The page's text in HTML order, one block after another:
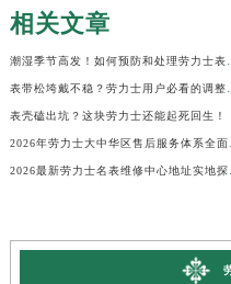
相关文章
潮湿季节高
表带松垮戴
表壳磕出坑？这块劳力士还能起死回生！
2026年
2026